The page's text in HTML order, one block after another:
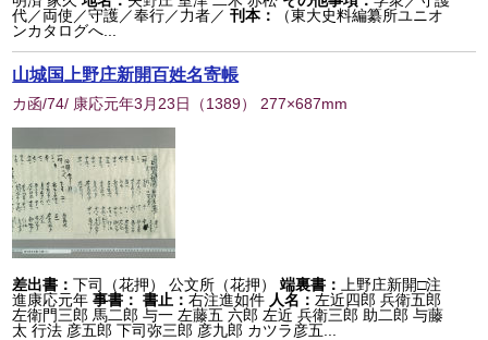
代／両使／守護／奉行／力者／刊本：
（東大史料編纂所ユニオ
ンカタログへ...
山城国上野庄新開百姓名寄帳
カ函/74/ 康応元年3月23日 （1389） 277×687mm
差出書：下司（花押） 公文所（花押） 端裏書：
上野庄新開□注
進康応元年 事書： 書止：右注進如件 人名： 左近四郎 兵衛五郎
左衛門三郎 馬二郎 与一 左藤五 六郎 左近 兵衛三郎 助二郎 与藤
太 行法 彦五郎 下司弥三郎 彦九郎 カツラ彦五...